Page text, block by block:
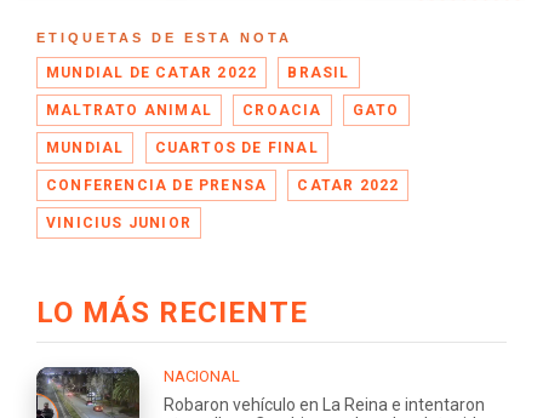
ETIQUETAS DE ESTA NOTA
MUNDIAL DE CATAR 2022 BRASIL
MALTRATO ANIMAL CROACIA GATO
MUNDIAL CUARTOS DE FINAL
CONFERENCIA DE PRENSA CATAR 2022
VINICIUS JUNIOR
LO MÁS RECIENTE
NACIONAL
Robaron vehículo en La Reina e intentaron